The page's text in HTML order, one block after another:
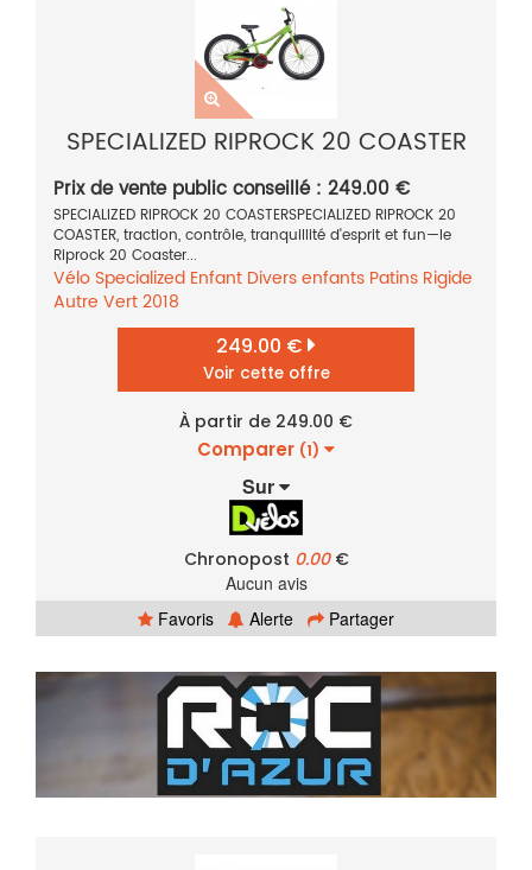
SPECIALIZED RIPROCK 20 COASTER
Prix de vente public conseillé : 249.00 €
SPECIALIZED RIPROCK 20 COASTERSPECIALIZED RIPROCK 20
COASTER, traction, contrôle, tranquillité d'esprit et fun—le
Riprock 20 Coaster...
Vélo Specialized Enfant Divers enfants Patins Rigide
Autre Vert2018
249.00 €
Voir cette offre
À partir de 249.00 €
Comparer (1)
Sur
Chronopost 0.00€
Aucun avis
Favoris
Alerte Partager